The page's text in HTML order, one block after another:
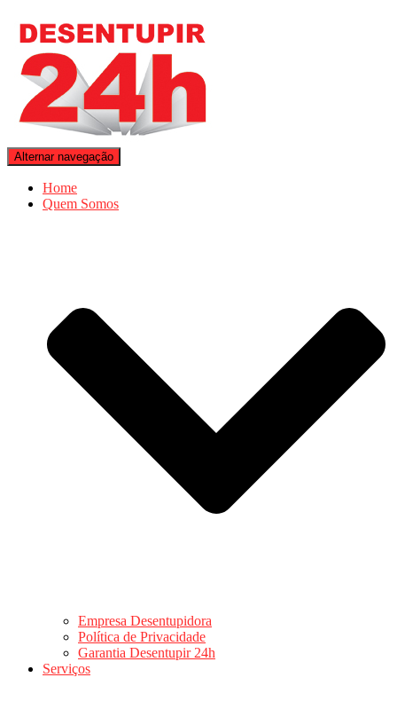
Alternar navegação
Home
Quem Somos
Empresa Desentupidora
Política de Privacidade
Garantia Desentupir 24h
Serviços